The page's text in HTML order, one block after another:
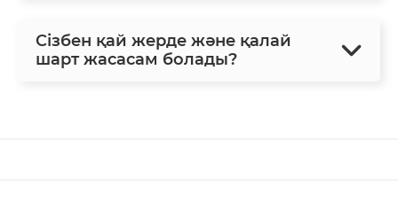
Сізбен қай жерде және қалай
шарт жасасам болады?